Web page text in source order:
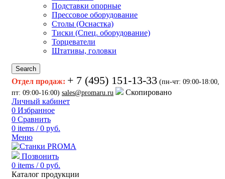
Подставки опорные
Прессовое оборудование
Столы (Оснастка)
Тиски (Спец. оборудование)
Торцеватели
Штативы, головки
Search
Отдел продаж: + 7 (495) 151-13-33 (пн-чт: 09:00-18:00,
пт: 09:00-16:00) sales@promaru.ru
Скопировано
Личный кабинет
0 Избранное
0 Сравнить
0 items / 0 руб.
Меню
Позвонить
0 items / 0 руб.
Каталог продукции